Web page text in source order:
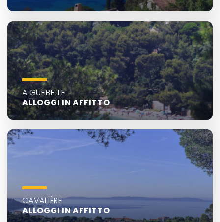
AIGUEBELLE
ALLOGGI IN AFFITTO
CAVALIÈRE
ALLOGGI IN AFFITTO